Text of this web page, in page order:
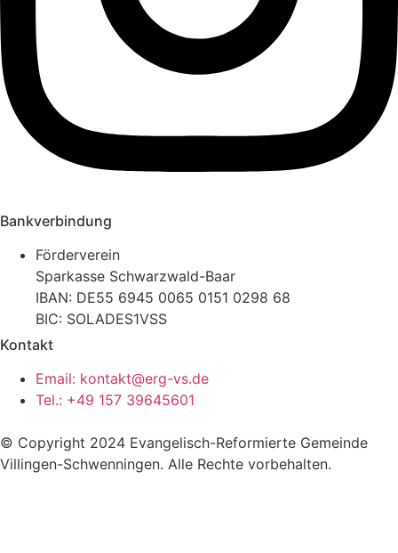
Bankverbindung
Förderverein
Sparkasse Schwarzwald-Baar
IBAN: DE55 6945 0065 0151 0298 68
BIC: SOLADES1VSS
Kontakt
Email: kontakt@erg-vs.de
Tel.: +49 157 39645601
© Copyright 2024 Evangelisch-Reformierte Gemeinde
Villingen-Schwenningen. Alle Rechte vorbehalten.